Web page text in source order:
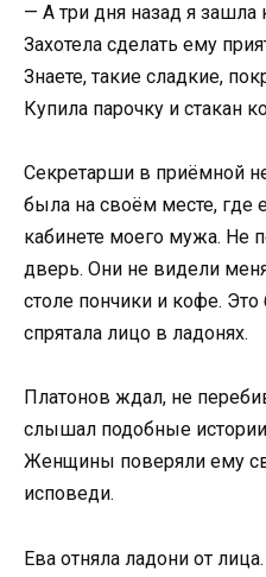
— А три дня назад я
Захотела сделать ему
Знаете, такие сладкие,
Купила парочку и стакан
Секретарши в приёмной
была на своём месте, где
кабинете моего мужа. Не
дверь. Они не видели
столе пончики и кофе.
спрятала лицо в ладонях.
Платонов ждал, не
слышал подобные
Женщины поверяли ему
исповеди.
Ева отняла ладони от